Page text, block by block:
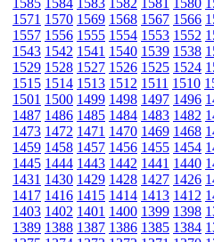
1585 1584 1583 1582 1581 1580
1571 1570 1569 1568 1567 1566
1557 1556 1555 1554 1553 1552
1543 1542 1541 1540 1539 1538
1529 1528 1527 1526 1525 1524
1515 1514 1513 1512 1511 1510
1501 1500 1499 1498 1497 1496
1487 1486 1485 1484 1483 1482
1473 1472 1471 1470 1469 1468
1459 1458 1457 1456 1455 1454
1445 1444 1443 1442 1441 1440
1431 1430 1429 1428 1427 1426
1417 1416 1415 1414 1413 1412
1403 1402 1401 1400 1399 1398
1389 1388 1387 1386 1385 1384